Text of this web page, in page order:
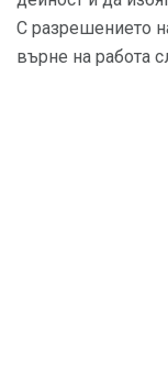
С разрешението
върне на работа